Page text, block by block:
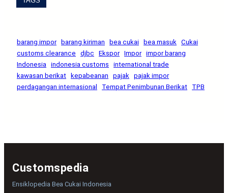
barang impor barang kiriman bea cukai bea masuk Cukai
customs clearance
djbc Ekspor Impor impor barang
Indonesia indonesia customs
international trade
kawasan berikat
kepabeanan pajak pajak impor
perdagangan internasional
Tempat Penimbunan Berikat TPB
Customspedia
Ensiklopedia Bea Cukai Indonesia